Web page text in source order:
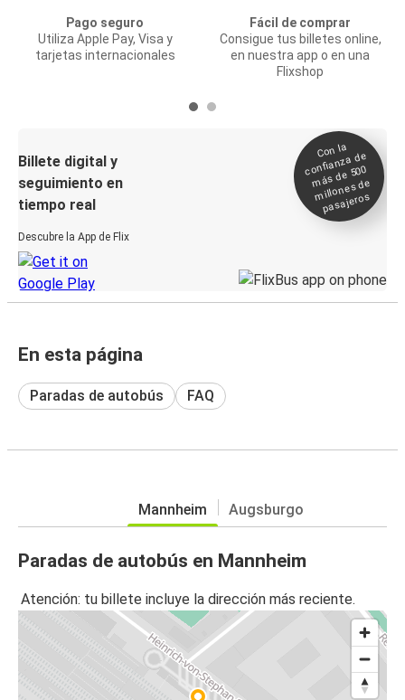
Pago seguro
Utiliza Apple Pay, Visa y
tarjetas internacionales
Fácil de comprar
Consigue tus billetes online,
en nuestra app o en una
Flixshop
Billete digital y
seguimiento en
tiempo real
Descubre la App de Flix
Con la
confianza de
más de 500
millones de
pasajeros
En esta página
Paradas de autobús FAQ
Mannheim Augsburgo
Paradas de autobús en Mannheim
Atención: tu billete incluye la dirección más reciente.